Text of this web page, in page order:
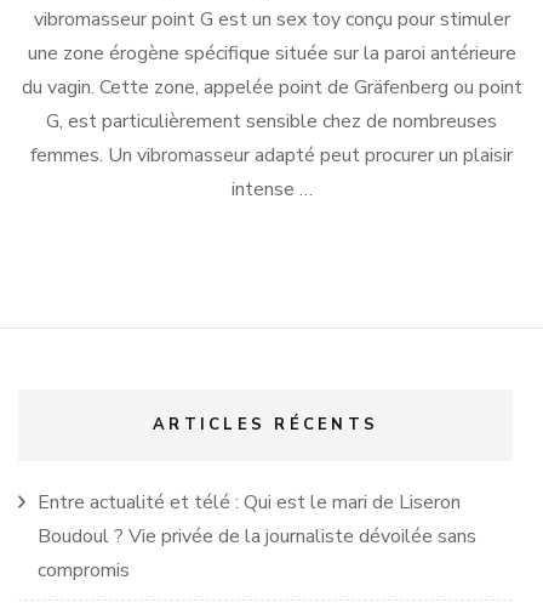
vibromasseur point G est un sex toy conçu pour stimuler
une zone érogène spécifique située sur la paroi antérieure
du vagin. Cette zone, appelée point de Gräfenberg ou point
G, est particulièrement sensible chez de nombreuses
femmes. Un vibromasseur adapté peut procurer un plaisir
intense …
ARTICLES RÉCENTS
Entre actualité et télé : Qui est le mari de Liseron
Boudoul ? Vie privée de la journaliste dévoilée sans
compromis